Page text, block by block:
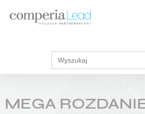
Strefa Wiedzy
Akcje promocyjne
Search
for:
MEGA